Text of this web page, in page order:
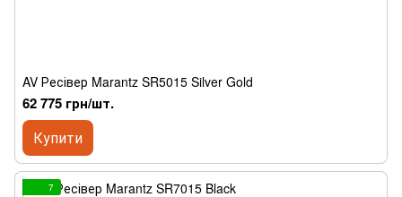
AV Ресівер Marantz SR5015 Silver Gold
62 775 грн/шт.
Купити
7